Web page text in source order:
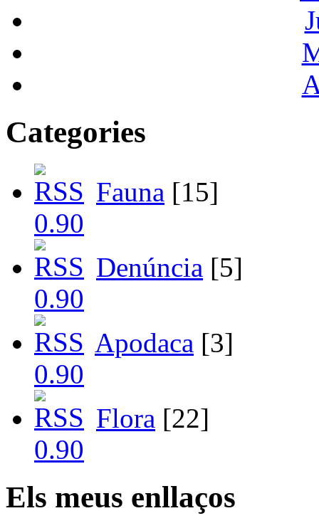
Categories
Fauna [15]
Denúncia [5]
Apodaca [3]
Flora [22]
Els meus enllaços